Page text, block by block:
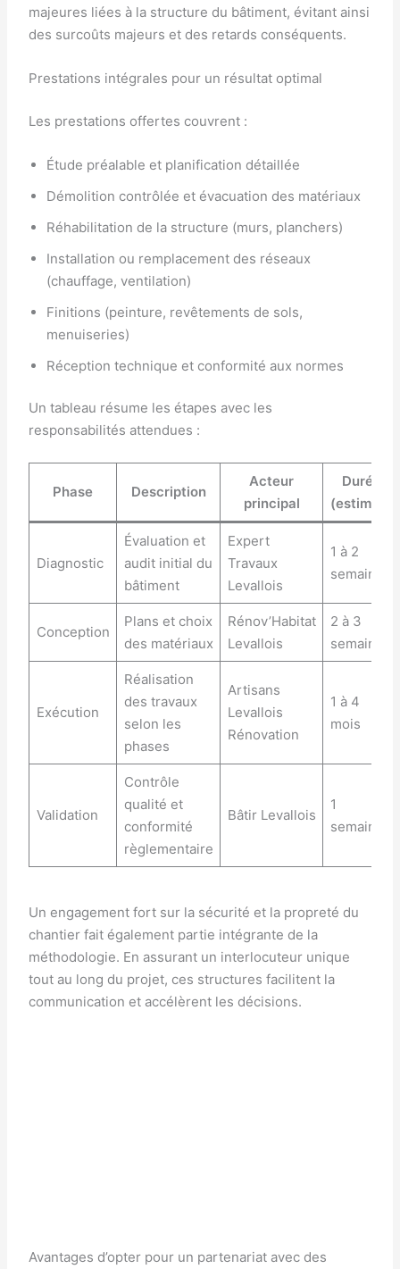
majeures liées à la structure du bâtiment, évitant ainsi
des surcoûts majeurs et des retards conséquents.
Prestations intégrales pour un résultat optimal
Les prestations offertes couvrent :
Étude préalable et planification détaillée
Démolition contrôlée et évacuation des matériaux
Réhabilitation de la structure (murs, planchers)
Installation ou remplacement des réseaux
(chauffage, ventilation)
Finitions (peinture, revêtements de sols,
menuiseries)
Réception technique et conformité aux normes
Un tableau résume les étapes avec les
responsabilités attendues :
Phase Description
Acteur
principal
Durée
(estimée)
Diagnostic
Évaluation et
audit initial du
bâtiment
Expert
Travaux
Levallois
1 à 2
semaines
Conception
Plans et choix
des matériaux
Rénov’Habitat
Levallois
2 à 3
semaines
Exécution
Réalisation
des travaux
selon les
phases
Artisans
Levallois
Rénovation
1 à 4
mois
Validation
Contrôle
qualité et
conformité
règlementaire
Bâtir Levallois
1
semaine
Un engagement fort sur la sécurité et la propreté du
chantier fait également partie intégrante de la
méthodologie. En assurant un interlocuteur unique
tout au long du projet, ces structures facilitent la
communication et accélèrent les décisions.
Avantages d’opter pour un partenariat avec des